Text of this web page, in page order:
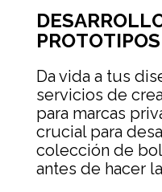
PROTOTIPOS
Da vida a tus
servicios de
para marcas
crucial para
colección de
antes de hacer